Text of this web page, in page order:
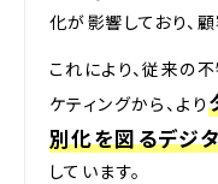
化が影響しており、
これにより、従来の
ケティングから、より
別化を図るデジ
しています。